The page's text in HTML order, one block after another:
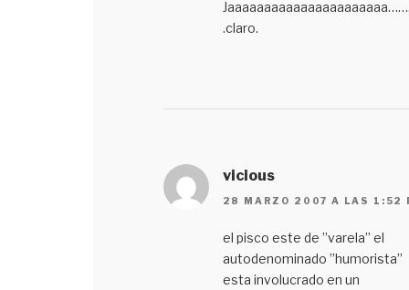
.claro.
vicious
28 MARZO 2007 A LAS 1:52
el pisco este de ’’varela’’ el
autodenominado ’’humorista’’
esta involucrado en un